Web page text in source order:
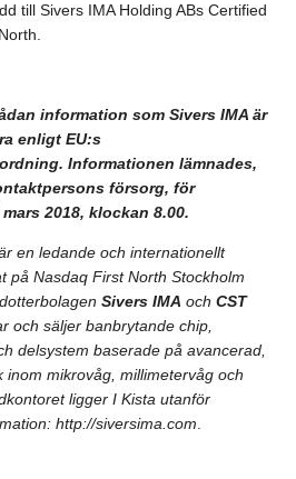
till Sivers IMA Holding ABs Certified
information som Sivers IMA är
enligt EU:s
Informationen lämnades,
försorg, för
2018, klockan 8.00.
en ledande och internationellt
på Nasdaq First North Stockholm
Sivers IMA och CST
och säljer banbrytande chip,
delsystem baserade på avancerad,
mikrovåg, millimetervåg och
ligger I Kista utanför
http://siversima.com